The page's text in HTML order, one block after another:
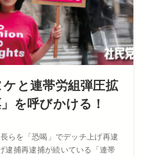
と連帯労組弾圧拡
を呼びかける！
らを「恐喝」でデッチ上げ再逮
捕再逮捕が続いている「連帯